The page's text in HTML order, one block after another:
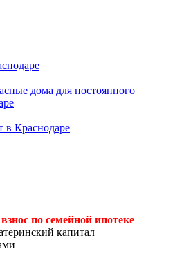
дома для постоянного
в Краснодаре
по семейной ипотеке
капитал